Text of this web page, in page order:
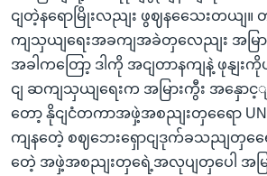
ငျတဲ့နရောမြိုးလညျး ဖွဈနသေေးတယျ။
ကျသှယျရေးအခကျအခဲတှလေညျး အမြ
အခါကတြော့ ဒါကို အငျတာနကျနဲ့ ဖုနျး
ငျ ဆကျသှယျရေးက အမြားကွီး အနှော
တော့ နိုငျငံတကာအဖှဲ့အစညျးတှရေော
ကျနတေဲ့ စဈဘေးရှောငျဒုက်ခသညျတှရ
တေဲ့ အဖှဲ့အစညျးတှရေဲ့အလုပျတှပေါ အမြ